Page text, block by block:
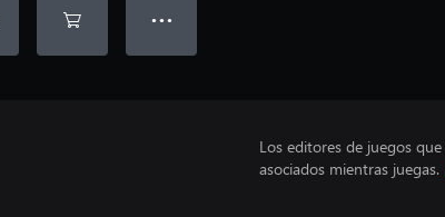
● ● ●
Los editores de juegos
asociados mientras juegas.